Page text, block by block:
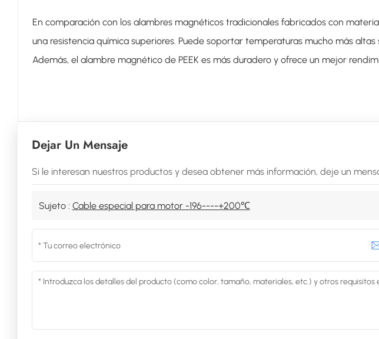
En comparación con los alambres magnéticos tradicionales fabricados con
una resistencia química superiores. Puede soportar temperaturas mucho más
Además, el alambre magnético de PEEK es más duradero y ofrece un mejor
Dejar Un Mensaje
Si le interesan nuestros productos y desea obtener más información, deje un
Sujeto : Cable especial para motor -196----+200℃